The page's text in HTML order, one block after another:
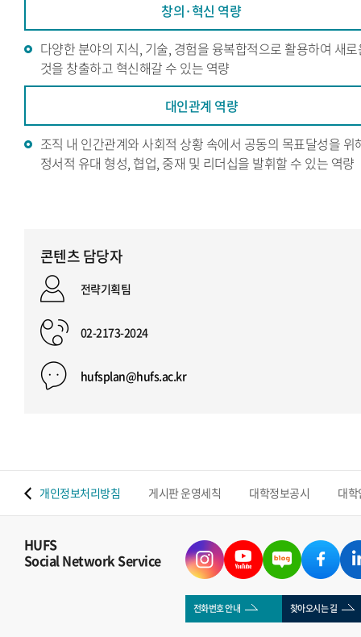
창의·혁신 역량
다양한 분야의 지식, 기술, 경험을 융복합적으로 활용하여 새
것을 창출하고 혁신해갈 수 있는 역량
대인관계 역량
조직 내 인간관계와 사회적 상황 속에서 공동의 목표달성을 위
정서적 유대 형성, 협업, 중재 및 리더십을 발휘할 수 있는 역량
콘텐츠 담당자
전략기획팀
02-2173-2024
hufsplan@hufs.ac.kr
개인정보처리방침 게시판 운영세칙 대학정보공시 대
HUFS
Social Network Service
전화번호 안내 찾아오시는 길